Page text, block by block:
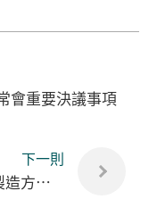
會重要決議事項
下一則
公告本公司取得日本人工敷料製造方法發明專利核准通知